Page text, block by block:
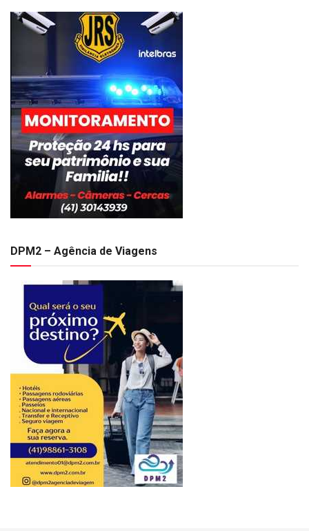
DPM2 – Agência de Viagens